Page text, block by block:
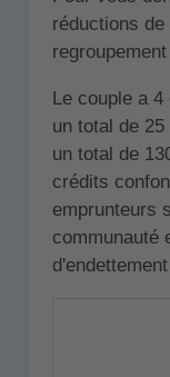
réductions
Le couple a
un total de
un total de
crédits
emprunteurs
communauté